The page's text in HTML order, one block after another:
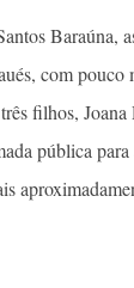
Baraúna,
com pouco
filhos,
pública para